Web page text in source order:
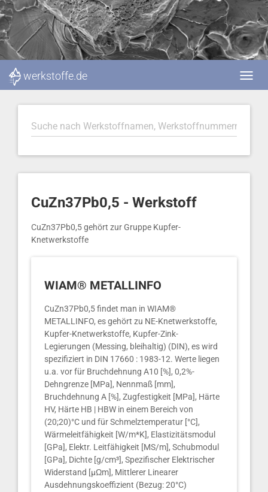
werkstoffe.de
CuZn37Pb0,5 - Werkstoff
CuZn37Pb0,5 gehört zur Gruppe Kupfer-
Knetwerkstoffe
WIAM® METALLINFO
CuZn37Pb0,5 findet man in WIAM®
METALLINFO, es gehört zu NE-Knetwerkstoffe,
Kupfer-Knetwerkstoffe, Kupfer-Zink-
Legierungen (Messing, bleihaltig) (DIN), es wird
spezifiziert in DIN 17660 : 1983-12. Werte liegen
u.a. vor für Bruchdehnung A10 [%], 0,2%-
Dehngrenze [MPa], Nennmaß [mm],
Bruchdehnung A [%], Zugfestigkeit [MPa], Härte
HV, Härte HB | HBW in einem Bereich von
(20;20)°C und für Schmelztemperatur [°C],
Wärmeleitfähigkeit [W/m*K], Elastizitätsmodul
[GPa], Elektr. Leitfähigkeit [MS/m], Schubmodul
[GPa], Dichte [g/cm³], Spezifischer Elektrischer
Widerstand [µΩm], Mittlerer Linearer
Ausdehnungskoeffizient (Bezug: 20°C)